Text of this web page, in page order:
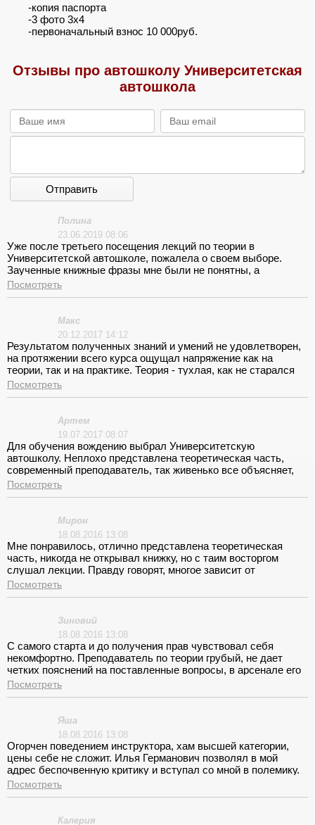
-копия паспорта
-3 фото 3х4
-первоначальный взнос 10 000руб.
Отзывы про автошколу Университетская
автошкола
Отправить
Полина
23.06.2019 08:06
Уже после третьего посещения лекций по теории в
Университетской автошколе, пожалела о своем выборе.
Заученные книжные фразы мне были не понятны, а
постоянно задавать вопросы неловко, вот и пришлось
обращаться к другим источникам. Инструктор кое-как научил
сесть за руль все-же не могу.
Посмотреть
Макс
20.12.2017 14:12
Результатом полученных знаний и умений не удовлетворен,
на протяжении всего курса ощущал напряжение как на
теории, так и на практике. Теория - тухлая, как не старался
заставить себя вникнуть в суть преподавательских
пояснений, не получилось, все стандартно, растянуто и
не шло, хоть парковку освоил, а вот в городе освоиться увы
не удалось. Экзамен не сдал, жду пересдачу.
Посмотреть
Артем
19.07.2017 08:07
Для обучения вождению выбрал Университетскую
автошколу. Неплохо представлена теоретическая часть,
современный преподаватель, так живенько все объясняет,
внимателен к вопросам, сразу видно, что любит свою работу.
С практикой изначально не заладилось, Илья Германович
оскорбления в мой адрес, я находился в постоянном
напряжении. Экзамены сдал, с организацией
экзаменационного процесса порядок, жаль только что
вождению еще предстоит доучиваться.
Посмотреть
Мирон
18.08.2016 13:08
Мне понравилось, отлично представлена теоретическая
часть, никогда не открывал книжку, но с таим восторгом
слушал лекции. Правду говорят, многое зависит от
преподавателя. К счастью, я к нему попал и на вождение, за
короткий отрезок времени овладел приличным багажом
Славикович!
Посмотреть
Зиновий
18.08.2016 13:08
С самого старта и до получения прав чувствовал себя
некомфортно. Преподаватель по теории грубый, не дает
четких пояснений на поставленные вопросы, в арсенале его
ответов только заученные шаблонные фразы. Медкомиссию
проходил сам, у них такая путаница с этим делом, загадка,
Аваков объяснял доходчиво, но занятий предусмотрено
мало, и те инструктор умудрялся кроить.
Посмотреть
Яша
18.08.2016 13:08
Огорчен поведением инструктора, хам высшей категории,
цены себе не сложит. Илья Германович позволял в мой
адрес беспочвенную критику и вступал со мной в полемику.
Я понимаю, что учитель из нас двоих он, но прислушиваться
к моим просьбам входит в перечень его обязанностей.
Посмотреть
Калерия